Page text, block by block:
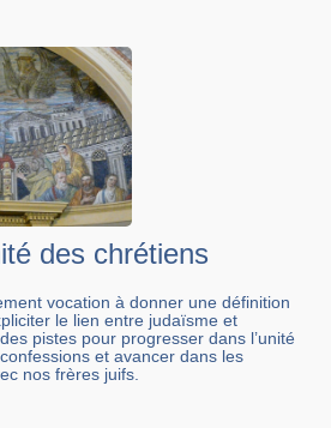
des chrétiens
vocation à donner une définition
le lien entre judaïsme et
pistes pour progresser dans l’unité
et avancer dans les
nos frères juifs.